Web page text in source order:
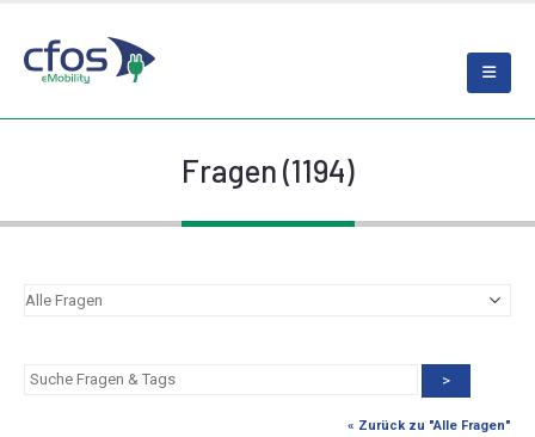
Fragen (1194)
>
« Zurück zu "Alle Fragen"